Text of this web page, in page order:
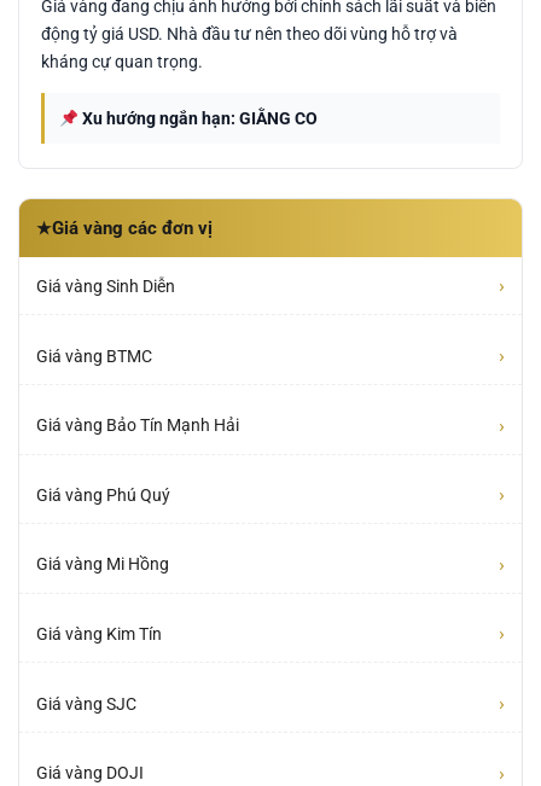
Giá vàng đang chịu ảnh hưởng bởi chính sách lãi suất và biến
động tỷ giá USD. Nhà đầu tư nên theo dõi vùng hỗ trợ và
kháng cự quan trọng.
Xu hướng ngắn hạn: GIẰNG CO
★Giá vàng các đơn vị
Giá vàng Sinh Diễn ›
Giá vàng BTMC ›
Giá vàng Bảo Tín Mạnh Hải ›
Giá vàng Phú Quý ›
Giá vàng Mi Hồng ›
Giá vàng Kim Tín ›
Giá vàng SJC ›
Giá vàng DOJI ›